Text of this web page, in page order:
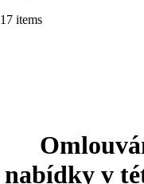
17 items
nabídky v